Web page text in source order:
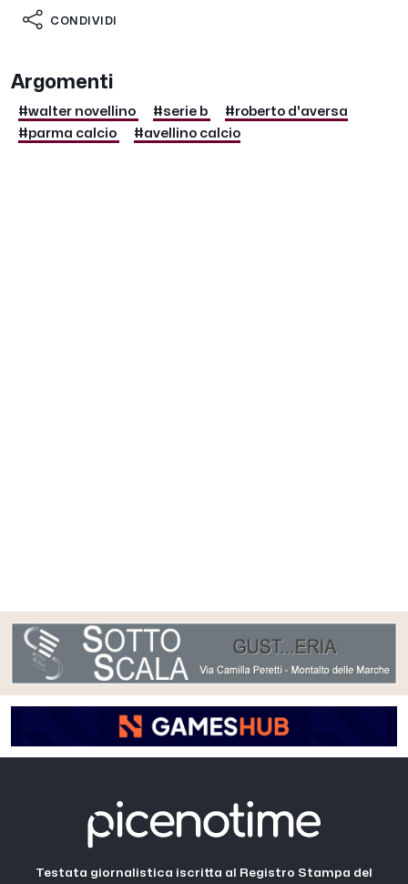
CONDIVIDI
Argomenti
#walter novellino #serie b
#roberto d'aversa
#parma calcio
#avellino calcio
Testata giornalistica iscritta al Registro Stampa del